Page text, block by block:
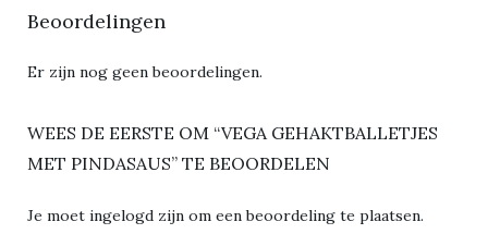
Beoordelingen
Er zijn nog geen beoordelingen.
WEES DE EERSTE OM “VEGA GEHAKTBALLETJES
MET PINDASAUS” TE BEOORDELEN
Je moet ingelogd zijn om een beoordeling te plaatsen.